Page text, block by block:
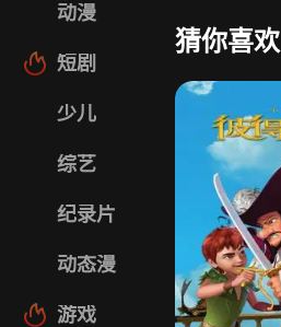
动漫
短剧
少儿
综艺
纪录片
动态漫
游戏
猜你喜欢